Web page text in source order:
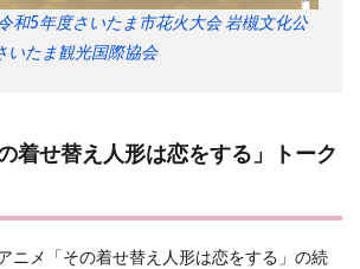
和5年度さいたま市花火大会 岩槻文化公
いたま観光国際協会
着せ替え人形は恋をする」トーク
ニメ「その着せ替え人形は恋をする」の続